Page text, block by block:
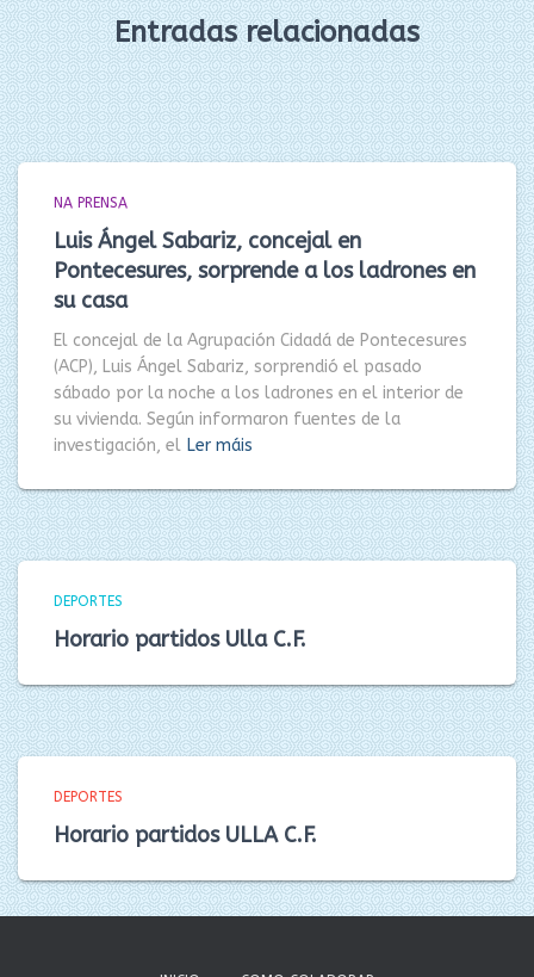
Entradas relacionadas
NA PRENSA
Luis Ángel Sabariz, concejal en
Pontecesures, sorprende a los ladrones en
su casa
El concejal de la Agrupación Cidadá de Pontecesures
(ACP), Luis Ángel Sabariz, sorprendió el pasado
sábado por la noche a los ladrones en el interior de
su vivienda. Según informaron fuentes de la
investigación, el Ler máis
DEPORTES
Horario partidos Ulla C.F.
DEPORTES
Horario partidos ULLA C.F.